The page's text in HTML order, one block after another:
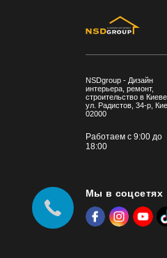
NSDgroup - Дизайн
интерьера, ремонт,
строительство в Киеве,
ул. Радистов, 34-р,
02000
Работаем с 9:00 до
18:00
Мы в соцсетях